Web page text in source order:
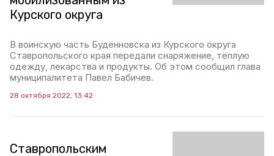
Курского округа
В воинскую часть Будённовска из Курского округа
Ставропольского края передали снаряжение, тёплую
одежду, лекарства и продукты. Об этом сообщил глава
муниципалитета Павел Бабичев.
28 октября 2022, 13:42
Ставропольским